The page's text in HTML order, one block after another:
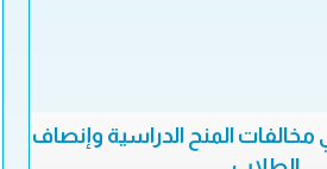
مخالفات المنح الدراسية وإنصاف